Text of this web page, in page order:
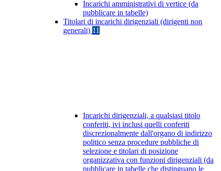
Incarichi amministrativi di vertice (da
pubblicare in tabelle)
Titolari di incarichi dirigenziali (dirigenti non
generali) 11
Incarichi dirigenziali, a qualsiasi titolo
conferiti, ivi inclusi quelli conferiti
discrezionalmente dall'organo di indirizzo
politico senza procedure pubbliche di
selezione e titolari di posizione
organizzativa con funzioni dirigenziali (da
pubblicare in tabelle che distinguano le